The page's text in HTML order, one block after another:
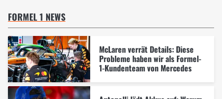
FORMEL 1 NEWS
McLaren verrät Details: Diese
Probleme haben wir als Formel-
1-Kundenteam von Mercedes